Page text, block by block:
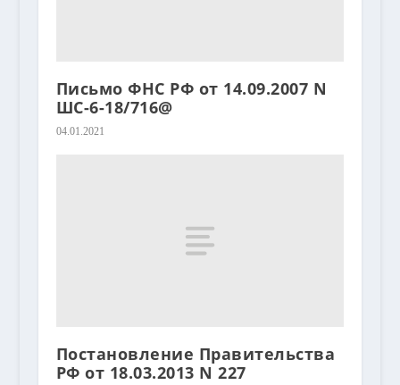
Письмо ФНС РФ от 14.09.2007 N
ШС-6-18/716@
04.01.2021
Постановление Правительства
РФ от 18.03.2013 N 227